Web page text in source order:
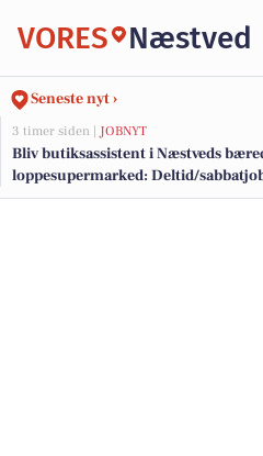
VORES Næstved
Seneste nyt ›
3 timer siden | JOBNYT
Bliv butiksassistent i Næstveds
loppesupermarked: Deltid/
fokus på genbrug og kundeservice